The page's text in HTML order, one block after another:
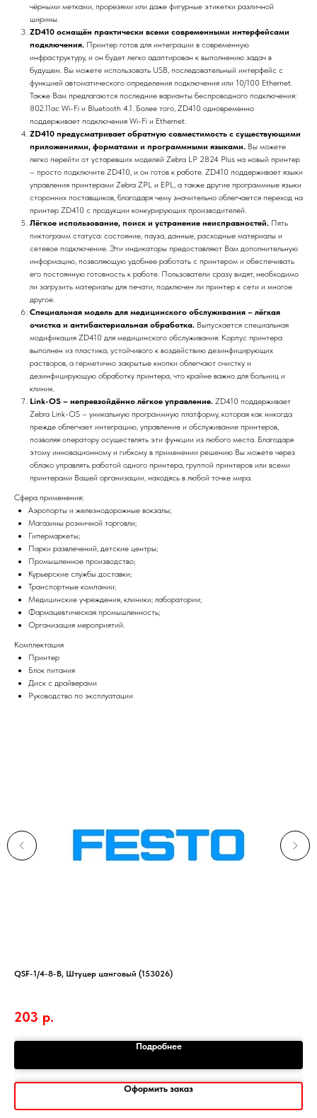
чёрными метками, прорезями или даже фигурные этикетки различной
ширины.
ZD410 оснащён практически всеми современными интерфейсами
подключения. Принтер готов для интеграции в современную
инфраструктуру, и он будет легко адаптирован к выполнению задач в
будущем. Вы можете использовать USB, последовательный интерфейс с
функцией автоматического определения подключения или 10/100 Ethernet.
Также Вам предлагаются последние варианты беспроводного подключения:
802.11ac Wi-Fi и Bluetooth 4.1. Более того, ZD410 одновременно
поддерживает подключения Wi-Fi и Ethernet.
ZD410 предусматривает обратную совместимость с существующими
приложениями, форматами и программными языками. Вы можете
легко перейти от устаревших моделей Zebra LP 2824 Plus на новый принтер
– просто подключите ZD410, и он готов к работе. ZD410 поддерживает языки
управления принтерами Zebra ZPL и EPL, а также другие программные языки
сторонних поставщиков, благодаря чему значительно облегчается переход на
принтер ZD410 с продукции конкурирующих производителей.
Лёгкое использование, поиск и устранение неисправностей. Пять
пиктограмм статуса: состояние, пауза, данные, расходные материалы и
сетевое подключение. Эти индикаторы предоставляют Вам дополнительную
информацию, позволяющую удобнее работать с принтером и обеспечивать
его постоянную готовность к работе. Пользователи сразу видят, необходимо
ли загрузить материалы для печати, подключен ли принтер к сети и многое
другое.
Специальная модель для медицинского обслуживания – лёгкая
очистка и антибактериальная обработка. Выпускается специальная
модификация ZD410 для медицинского обслуживания. Корпус принтера
выполнен из пластика, устойчивого к воздействию дезинфицирующих
растворов, а герметично закрытые кнопки облегчают очистку и
дезинфицирующую обработку принтера, что крайне важно для больниц и
клиник.
Link-OS – непревзойдённо лёгкое управление. ZD410 поддерживает
Zebra Link-OS – уникальную программную платформу, которая как никогда
прежде облегчает интеграцию, управление и обслуживание принтеров,
позволяя оператору осуществлять эти функции из любого места. Благодаря
этому инновационному и гибкому в применении решению Вы можете через
облако управлять работой одного принтера, группой принтеров или всеми
принтерами Вашей организации, находясь в любой точке мира.
Сфера применения:
Аэропорты и железнодорожные вокзалы;
Магазины розничной торговли;
Гипермаркеты;
Парки развлечений, детские центры;
Промышленное производство;
Курьерские службы доставки;
Транспортные компании;
Медицинские учреждения, клиники; лаборатории;
Фармацевтическая промышленность;
Организация мероприятий.
Комплектация
Принтер
Блок питания
Диск с драйверами
Руководство по эксплуатации
QSF-1/4-8-B, Штуцер цанговый (153026)
203 р.
Подробнее
Оформить заказ